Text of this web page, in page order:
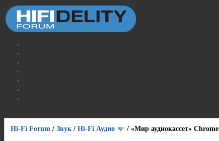
Hi-Fi Forum / Звук / Hi-Fi Аудио / «Мир аудиокассет» Chrome